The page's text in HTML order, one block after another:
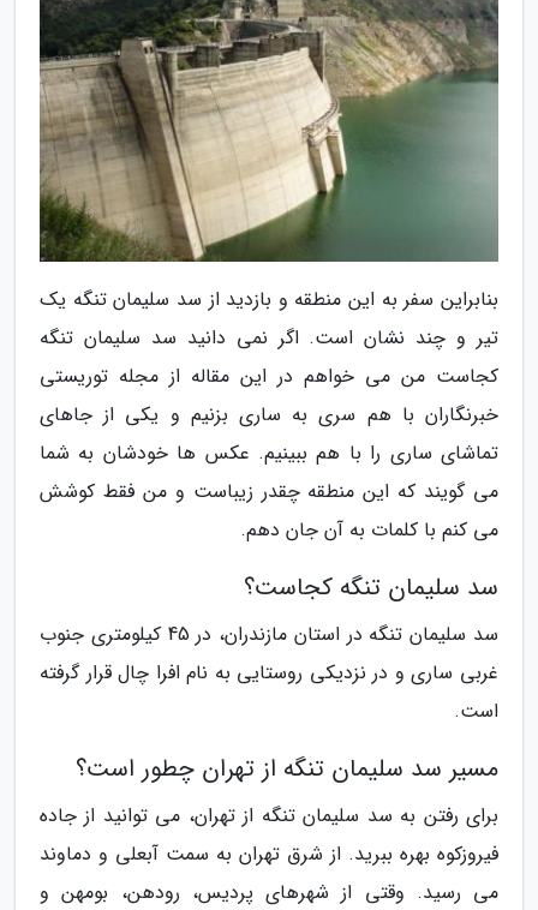
بنابراین سفر به این منطقه و بازدید از سد سلیمان تنگه یک
تیر و چند نشان است. اگر نمی دانید سد سلیمان تنگه
کجاست من می خواهم در این مقاله از مجله توریستی
خبرنگاران با هم سری به ساری بزنیم و یکی از جاهای
تماشای ساری را با هم ببینیم. عکس ها خودشان به شما
می گویند که این منطقه چقدر زیباست و من فقط کوشش
می کنم با کلمات به آن جان دهم.
سد سلیمان تنگه کجاست؟
سد سلیمان تنگه در استان مازندران، در 45 کیلومتری جنوب
غربی ساری و در نزدیکی روستایی به نام افرا چال قرار گرفته
است.
مسیر سد سلیمان تنگه از تهران چطور است؟
برای رفتن به سد سلیمان تنگه از تهران، می توانید از جاده
فیروزکوه بهره ببرید. از شرق تهران به سمت آبعلی و دماوند
می رسید. وقتی از شهرهای پردیس، رودهن، بومهن و